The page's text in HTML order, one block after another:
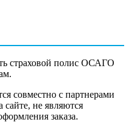
страховой полис ОСАГО
совместно с партнерами
не являются
заказа.